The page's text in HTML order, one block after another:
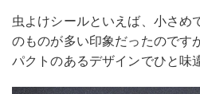
虫よけシールといえば、小さめ
のものが多い印象だったのです
パクトのあるデザインでひと味